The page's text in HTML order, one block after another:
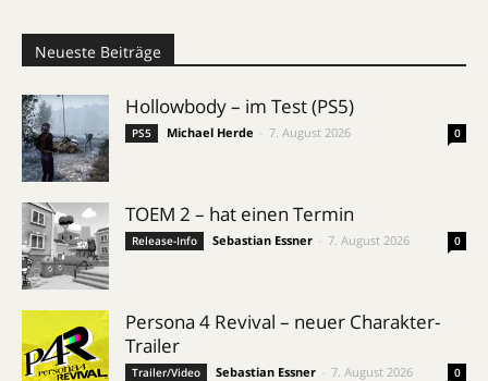
Neueste Beiträge
Hollowbody – im Test (PS5)
PS5 Michael Herde 7. August 2026 0
TOEM 2 – hat einen Termin
Release-Info Sebastian Essner 7. August 2026 0
Persona 4 Revival – neuer Charakter-
Trailer
Trailer/Video Sebastian Essner 7. August 2026 0